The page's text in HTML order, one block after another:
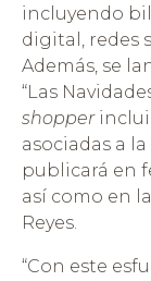
incluyendo
digital, redes
Además, se
“Las
shopper
asociadas a
publicará en
así como en
Reyes.
“Con este